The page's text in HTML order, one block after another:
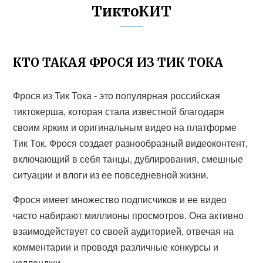
ТиктоКИТ
КТО ТАКАЯ ФРОСЯ ИЗ ТИК ТОКА
Фрося из Тик Тока - это популярная российская
тиктокерша, которая стала известной благодаря
своим ярким и оригинальным видео на платформе
Тик Ток. Фрося создает разнообразный видеоконтент,
включающий в себя танцы, дублирования, смешные
ситуации и влоги из ее повседневной жизни.
Фрося имеет множество подписчиков и ее видео
часто набирают миллионы просмотров. Она активно
взаимодействует со своей аудиторией, отвечая на
комментарии и проводя различные конкурсы и